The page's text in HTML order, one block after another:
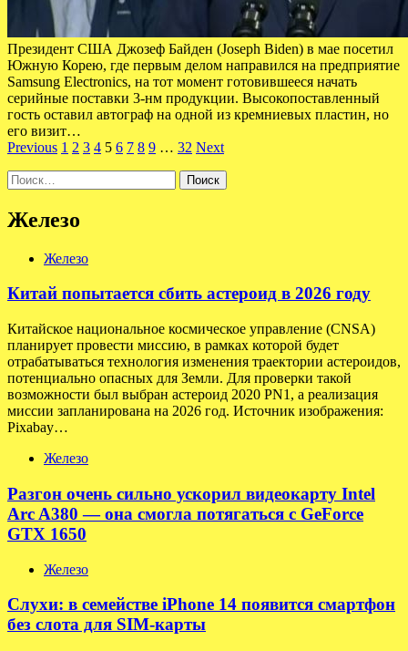
Президент США Джозеф Байден (Joseph Biden) в мае посетил
Южную Корею, где первым делом направился на предприятие
Samsung Electronics, на тот момент готовившееся начать
серийные поставки 3-нм продукции. Высокопоставленный
гость оставил автограф на одной из кремниевых пластин, но
его визит…
Пагинация
записей
Previous 1 2 3 4 5 6 7 8 9 … 32 Next
Найти:
Железо
Железо
Китай попытается сбить астероид в 2026 году
Китайское национальное космическое управление (CNSA)
планирует провести миссию, в рамках которой будет
отрабатываться технология изменения траектории астероидов,
потенциально опасных для Земли. Для проверки такой
возможности был выбран астероид 2020 PN1, а реализация
миссии запланирована на 2026 год. Источник изображения:
Pixabay…
Железо
Разгон очень сильно ускорил видеокарту Intel
Arc A380 — она смогла потягаться с GeForce
GTX 1650
Железо
Слухи: в семействе iPhone 14 появится смартфон
без слота для SIM-карты